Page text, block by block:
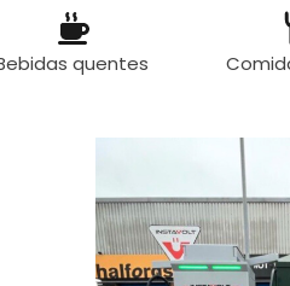
quentes